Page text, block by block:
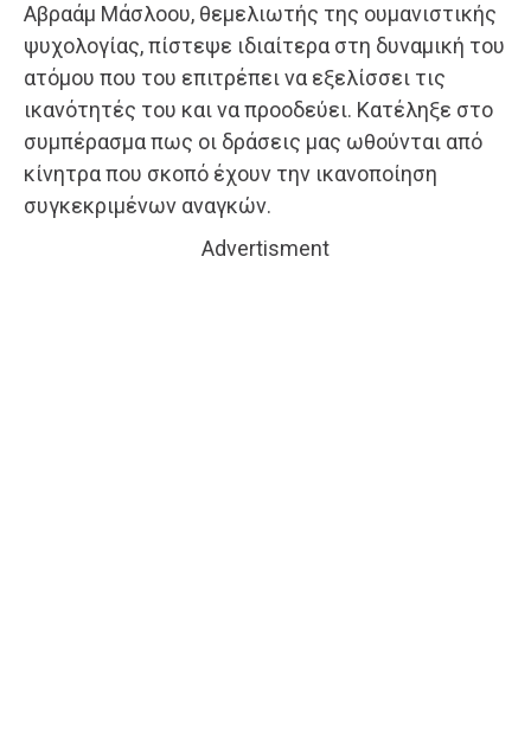
Αβραάμ Μάσλοου, θεμελιωτής της ουμανιστικής
ψυχολογίας, πίστεψε ιδιαίτερα στη δυναμική του
ατόμου που του επιτρέπει να εξελίσσει τις
ικανότητές του και να προοδεύει. Κατέληξε στο
συμπέρασμα πως οι δράσεις μας ωθούνται από
κίνητρα που σκοπό έχουν την ικανοποίηση
συγκεκριμένων αναγκών.
Advertisment